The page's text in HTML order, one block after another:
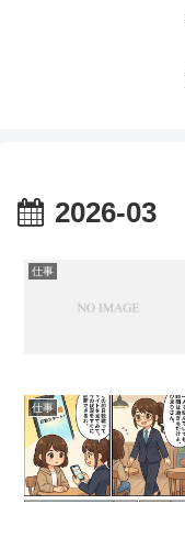
2026-03
仕事
仕事